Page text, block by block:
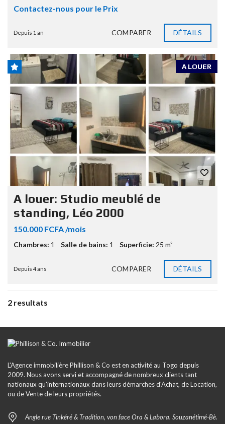
Contactez-nous pour le Prix
Depuis 1 an COMPARER DÉTAILS
A LOUER
A louer: Studio meublé de
standing, Léo 2000
150.000 FCFA /mois
Chambres: 1 Salle de bains: 1 Superficie: 25 m²
Depuis 4 ans COMPARER DÉTAILS
2 resultats
L'Agence immobilière Phillison & Co est en activité au Togo depuis
2009. Nous avons servi et accompagné de nombreux clients tant
nationaux qu'internationaux dans leurs démarches d'Achat, de Location,
ou de Vente de leurs propriétés.
Angle rue Tinkéré & Tradition, von face Ora & Labora. Souzanétimé-Bè.